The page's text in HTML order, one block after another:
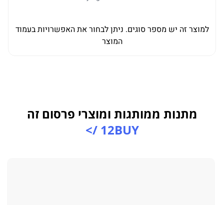
למוצר זה יש מספר סוגים. ניתן לבחור את האפשרויות בעמוד
המוצר
מתנות ממותגות ומוצרי פרסום זה
12BUY />